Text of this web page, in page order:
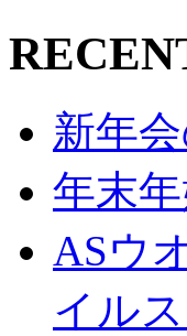
新年
年末
ASウ
イル